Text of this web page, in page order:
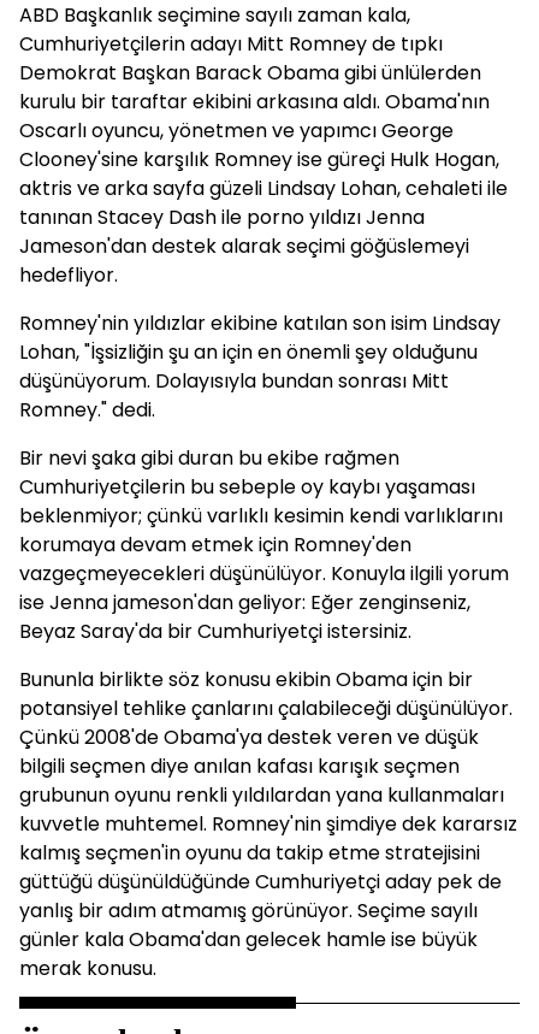
ABD Başkanlık seçimine sayılı zaman kala,
Cumhuriyetçilerin adayı Mitt Romney de tıpkı
Demokrat Başkan Barack Obama gibi ünlülerden
kurulu bir taraftar ekibini arkasına aldı. Obama'nın
Oscarlı oyuncu, yönetmen ve yapımcı George
Clooney'sine karşılık Romney ise güreçi Hulk Hogan,
aktris ve arka sayfa güzeli Lindsay Lohan, cehaleti ile
tanınan Stacey Dash ile porno yıldızı Jenna
Jameson'dan destek alarak seçimi göğüslemeyi
hedefliyor.
Romney'nin yıldızlar ekibine katılan son isim Lindsay
Lohan, "İşsizliğin şu an için en önemli şey olduğunu
düşünüyorum. Dolayısıyla bundan sonrası Mitt
Romney." dedi.
Bir nevi şaka gibi duran bu ekibe rağmen
Cumhuriyetçilerin bu sebeple oy kaybı yaşaması
beklenmiyor; çünkü varlıklı kesimin kendi varlıklarını
korumaya devam etmek için Romney'den
vazgeçmeyecekleri düşünülüyor. Konuyla ilgili yorum
ise Jenna jameson'dan geliyor: Eğer zenginseniz,
Beyaz Saray'da bir Cumhuriyetçi istersiniz.
Bununla birlikte söz konusu ekibin Obama için bir
potansiyel tehlike çanlarını çalabileceği düşünülüyor.
Çünkü 2008'de Obama'ya destek veren ve düşük
bilgili seçmen diye anılan kafası karışık seçmen
grubunun oyunu renkli yıldılardan yana kullanmaları
kuvvetle muhtemel. Romney'nin şimdiye dek kararsız
kalmış seçmen'in oyunu da takip etme stratejisini
güttüğü düşünüldüğünde Cumhuriyetçi aday pek de
yanlış bir adım atmamış görünüyor. Seçime sayılı
günler kala Obama'dan gelecek hamle ise büyük
merak konusu.